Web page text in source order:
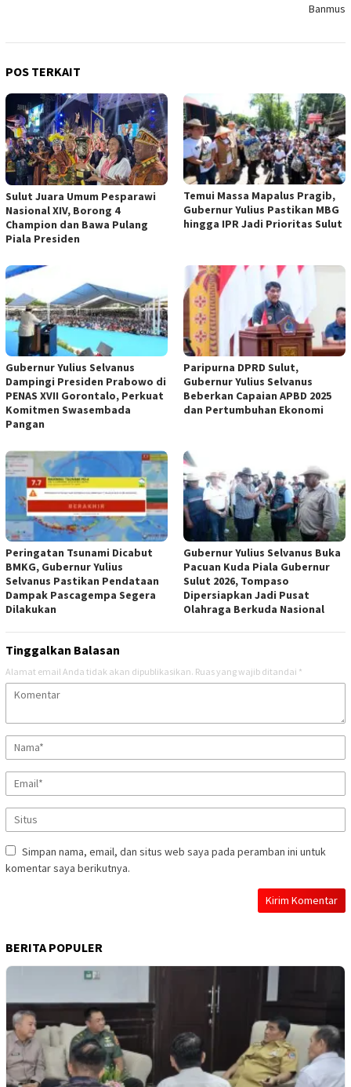
Banmus
POS TERKAIT
Sulut Juara Umum Pesparawi
Nasional XIV, Borong 4
Champion dan Bawa Pulang
Piala Presiden
Temui Massa Mapalus Pragib,
Gubernur Yulius Pastikan MBG
hingga IPR Jadi Prioritas Sulut
Gubernur Yulius Selvanus
Dampingi Presiden Prabowo di
PENAS XVII Gorontalo, Perkuat
Komitmen Swasembada
Pangan
Paripurna DPRD Sulut,
Gubernur Yulius Selvanus
Beberkan Capaian APBD 2025
dan Pertumbuhan Ekonomi
Peringatan Tsunami Dicabut
BMKG, Gubernur Yulius
Selvanus Pastikan Pendataan
Dampak Pascagempa Segera
Dilakukan
Gubernur Yulius Selvanus Buka
Pacuan Kuda Piala Gubernur
Sulut 2026, Tompaso
Dipersiapkan Jadi Pusat
Olahraga Berkuda Nasional
Tinggalkan Balasan
Alamat email Anda tidak akan dipublikasikan. Ruas yang wajib ditandai *
Simpan nama, email, dan situs web saya pada peramban ini untuk
komentar saya berikutnya.
BERITA POPULER